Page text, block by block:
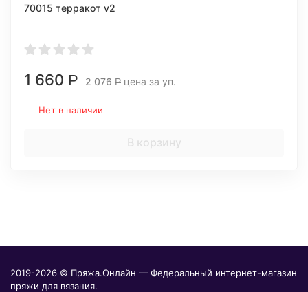
70015 терракот v2
1 660 Р 2 076Р цена за уп.
Нет в наличии
В корзину
2019-2026 © Пряжа.Онлайн — Федеральный интернет-магазин
пряжи для вязания.